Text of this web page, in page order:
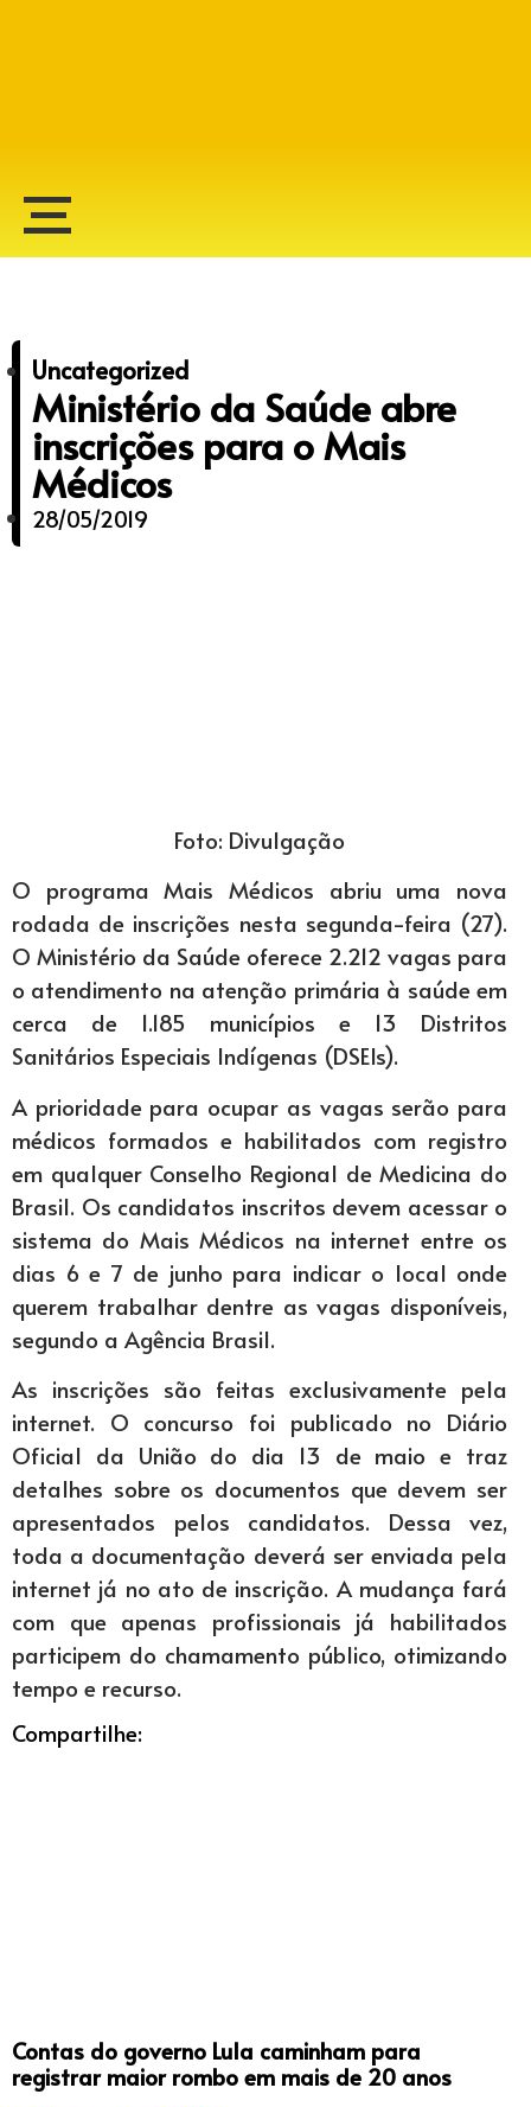
Uncategorized
Ministério da Saúde abre
inscrições para o Mais
Médicos
28/05/2019
Foto: Divulgação
O programa Mais Médicos abriu uma nova
rodada de inscrições nesta segunda-feira (27).
O Ministério da Saúde oferece 2.212 vagas para
o atendimento na atenção primária à saúde em
cerca de 1.185 municípios e 13 Distritos
Sanitários Especiais Indígenas (DSEIs).
A prioridade para ocupar as vagas serão para
médicos formados e habilitados com registro
em qualquer Conselho Regional de Medicina do
Brasil. Os candidatos inscritos devem acessar o
sistema do Mais Médicos na internet entre os
dias 6 e 7 de junho para indicar o local onde
querem trabalhar dentre as vagas disponíveis,
segundo a Agência Brasil.
As inscrições são feitas exclusivamente pela
internet. O concurso foi publicado no Diário
Oficial da União do dia 13 de maio e traz
detalhes sobre os documentos que devem ser
apresentados pelos candidatos. Dessa vez,
toda a documentação deverá ser enviada pela
internet já no ato de inscrição. A mudança fará
com que apenas profissionais já habilitados
participem do chamamento público, otimizando
tempo e recurso.
Compartilhe:
Contas do governo Lula caminham para
registrar maior rombo em mais de 20 anos